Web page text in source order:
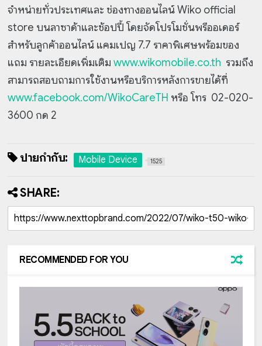
จำหน่ายทั่วประเทศและ ช่องทางออนไลน์ Wiko official
store บนลาซาด้าและช้อปปี้ โดยจัดโปรโมชั่นพรีออเดอร์
สำหรับลูกค้าออนไลน์ แคมเปญ 7.7 ราคาพิเศษพร้อมของ
แถม รายละเอียดเพิ่มเติมwww.wikomobile.co.th รวมถึง
สามารถสอบถามการใช้งานหรือบริการหลังการขายได้ที่
www.facebook.com/WikoCareTH หรือ โทร 02-020-
3600 กด 2
ป้ายกำกับ: Mobile Device 1525
SHARE:
RECOMMENDED FOR YOU